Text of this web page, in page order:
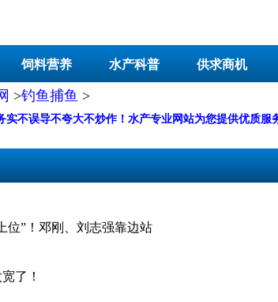
饲料营养 水产科普 供求商机
>钓鱼捕鱼 >
不误导不夸大不炒作！水产专业网站为您提供优质服
位”！邓刚、刘志强靠边站
了！